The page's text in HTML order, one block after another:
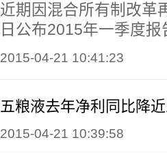
近期因混合所有制改革
日公布2015年一季度
2015-04-21 10:41:23
五粮液去年净利同比降
2015-04-21 10:39:58